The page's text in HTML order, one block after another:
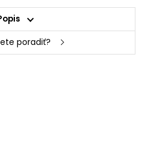
poradiť?